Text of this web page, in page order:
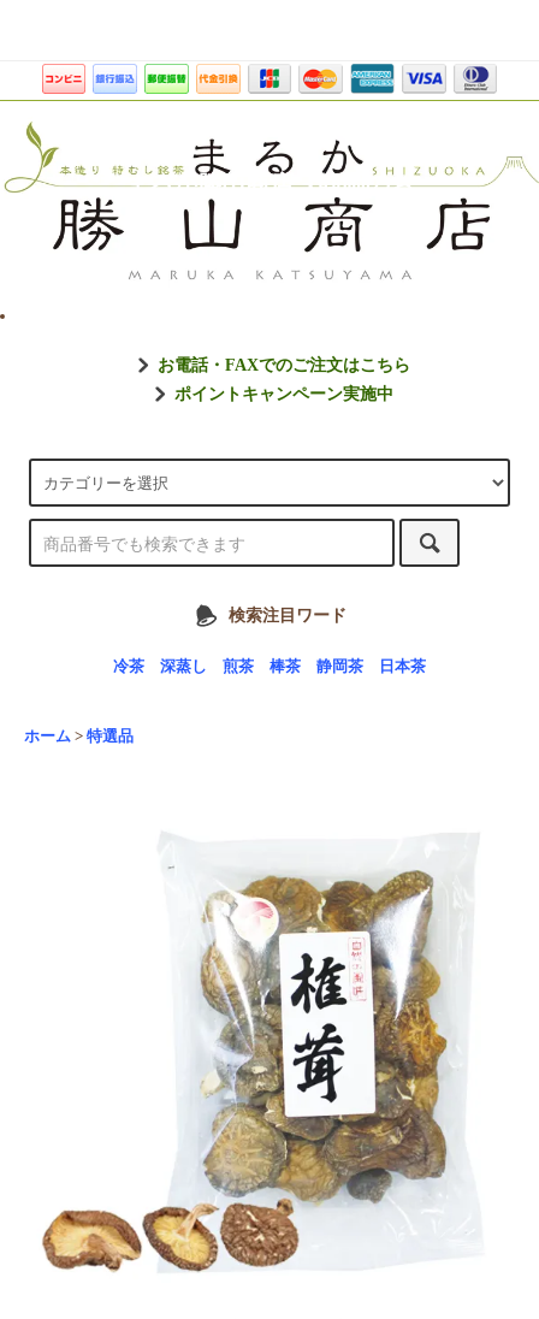
まるか勝山商店【静岡のお
お電話・FAXでのご注文はこちら
ポイントキャンペーン実施中
検索注目ワード
冷茶 深蒸し 煎茶 棒茶 静岡茶 日本茶
ホーム > 特選品